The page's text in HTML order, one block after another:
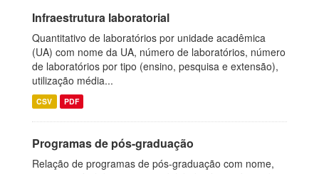
Infraestrutura laboratorial
Quantitativo de laboratórios por unidade acadêmica
(UA) com nome da UA, número de laboratórios, número
de laboratórios por tipo (ensino, pesquisa e extensão),
utilização média...
CSV PDF
Programas de pós-graduação
Relação de programas de pós-graduação com nome,